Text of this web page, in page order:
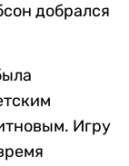
добрался
Игру